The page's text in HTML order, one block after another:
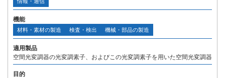
機能
材料・素材の製造 検査・検出 機械・部品の製造
適用製品
空間光変調器の光変調素子、およびこの光変調素子を用いた空間光変調器
目的